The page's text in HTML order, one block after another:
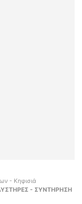
- Κηφισιά
- ΣΥΝΤΗΡΗΣΗ